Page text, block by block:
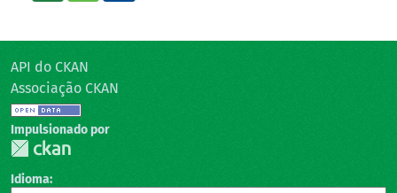
API do CKAN
Associação CKAN
Impulsionado por
Idioma